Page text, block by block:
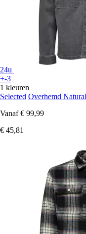
24u
+-3
1 kleuren
Selected Overhemd
Vanaf € 99,99
€ 45,81